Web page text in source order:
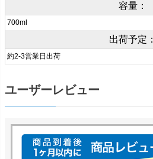
容量：
700ml
出荷予定：
約2-3営業日出荷
ユーザーレビュー